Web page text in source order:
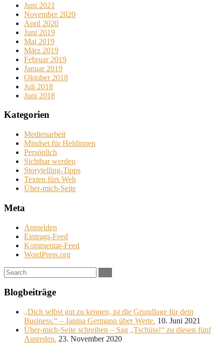
Juni 2021
November 2020
April 2020
Juni 2019
Mai 2019
März 2019
Februar 2019
Januar 2019
Oktober 2018
Juli 2018
Juni 2018
Kategorien
Medienarbeit
Mindset für Heldinnen
Persönlich
Sichtbar werden
Storytelling-Tipps
Texten fürs Web
Über-mich-Seite
Meta
Anmelden
Eintrags-Feed
Kommentar-Feed
WordPress.org
Search:
Blogbeiträge
„Dich selbst gut zu kennen, ist die Grundlage für dein
Business.“ – Janina Germann über Werte. 10. Juni 2021
Über-mich-Seite schreiben – Sag „Tschüss!“ zu diesen fünf
Ausreden. 23. November 2020